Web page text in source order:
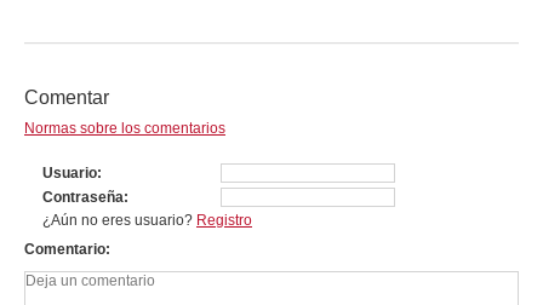
Comentar
Normas sobre los comentarios
Usuario
Contraseña
¿Aún no eres usuario? Registro
Comentario